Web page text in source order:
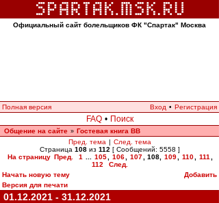
Официальный сайт болельщиков ФК "Спартак" Москва
Полная версия Вход • Регистрация
FAQ • Поиск
Общение на сайте » Гостевая книга ВВ
Пред. тема | След. тема
Страница 108из 112 [ Сообщений: 5558 ]
На страницу Пред. 1 105 106 107 108, 109 110 111
112
След.
Начать новую тему
Добавить
Версия для печати
01.12.2021 - 31.12.2021